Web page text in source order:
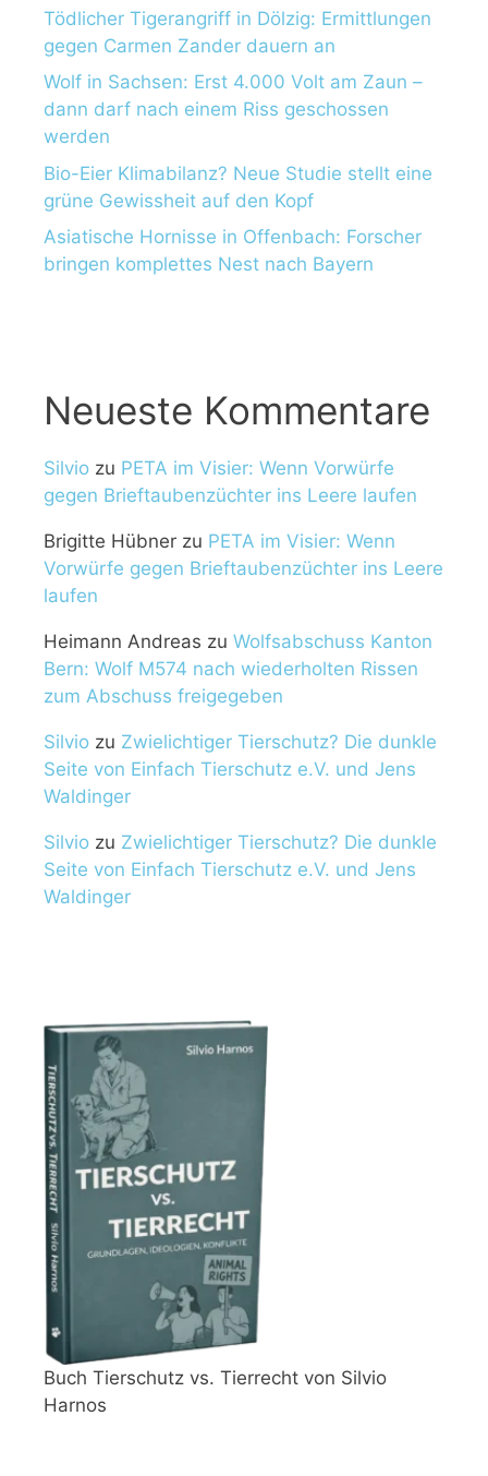
Tödlicher Tigerangriff in Dölzig: Ermittlungen
gegen Carmen Zander dauern an
Wolf in Sachsen: Erst 4.000 Volt am Zaun –
dann darf nach einem Riss geschossen
werden
Bio-Eier Klimabilanz? Neue Studie stellt eine
grüne Gewissheit auf den Kopf
Asiatische Hornisse in Offenbach: Forscher
bringen komplettes Nest nach Bayern
Neueste Kommentare
Silvio zu PETA im Visier: Wenn Vorwürfe
gegen Brieftaubenzüchter ins Leere laufen
Brigitte Hübner zu PETA im Visier: Wenn
Vorwürfe gegen Brieftaubenzüchter ins Leere
laufen
Heimann Andreas zu Wolfsabschuss Kanton
Bern: Wolf M574 nach wiederholten Rissen
zum Abschuss freigegeben
Silvio zu Zwielichtiger Tierschutz? Die dunkle
Seite von Einfach Tierschutz e.V. und Jens
Waldinger
Silvio zu Zwielichtiger Tierschutz? Die dunkle
Seite von Einfach Tierschutz e.V. und Jens
Waldinger
Buch Tierschutz vs. Tierrecht von Silvio
Harnos